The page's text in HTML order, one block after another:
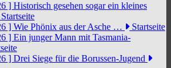
] Historisch gesehen sogar ein kleines
Startseite
] Wie Phönix aus der Asche …
Startseite
] Ein junger Mann mit Tasmania-
] Drei Siege für die Borussen-Jugend